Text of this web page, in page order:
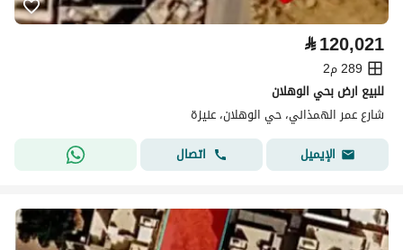
⃁120,021
289 م2
للبيع ارض بحي الوهلان
شارع عمر الهمذاني، حي الوهلان، عنيزة
الإيميل
اتصال